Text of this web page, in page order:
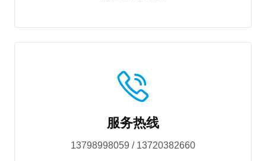
服务热线
13798998059 / 13720382660